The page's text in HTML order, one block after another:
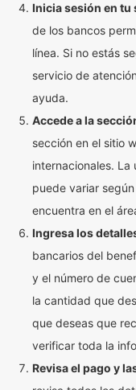
Inicia sesión en tu
de los bancos
línea. Si no estás
servicio de
ayuda.
Accede a la
sección en el sitio
internacionales.
puede variar
encuentra en el
Ingresa los
bancarios del
y el número de
la cantidad que
que deseas que
verificar toda la
Revisa el pago y